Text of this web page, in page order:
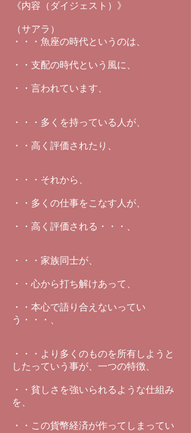
《内容（ダイジェスト）》
（サアラ）
・・・魚座の時代というのは、
・・支配の時代という風に、
・・言われています、
・・・多くを持っている人が、
・・高く評価されたり、
・・・それから、
・・多くの仕事をこなす人が、
・・高く評価される・・・、
・・・家族同士が、
・・心から打ち解けあって、
・・本心で語り合えないってい
う・・・、
・・・より多くのものを所有しようと
したっていう事が、一つの特徴、
・・貧しさを強いられるような仕組み
を、
・・この貨幣経済が作ってしまってい